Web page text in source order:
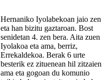
Hernaniko Iyolabekoan jaio zen
eta han bizitu gaztaroan. Bost
senidetan 4. zen bera. Aita zuen
Iyolakoa eta ama, berriz,
Errekaldekoa. Berak 6 urte
besterik ez zituenean hil zitzaien
ama eta gogoan du komunio